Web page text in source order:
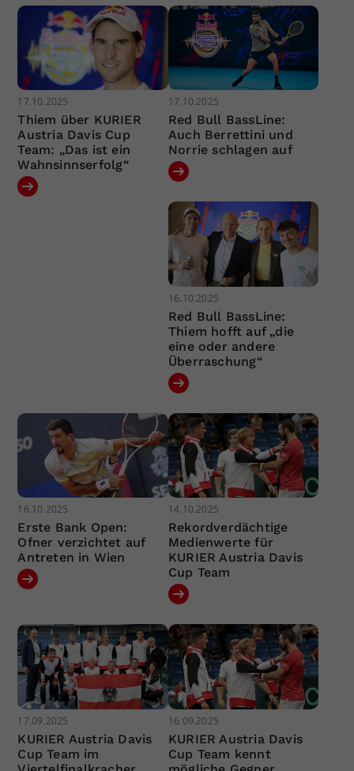
17.10.2025
Thiem über KURIER
Austria Davis Cup
Team: „Das ist ein
Wahnsinnserfolg“
17.10.2025
Red Bull BassLine:
Auch Berrettini und
Norrie schlagen auf
16.10.2025
Red Bull BassLine:
Thiem hofft auf „die
eine oder andere
Überraschung“
16.10.2025
Erste Bank Open:
Ofner verzichtet auf
Antreten in Wien
14.10.2025
Rekordverdächtige
Medienwerte für
KURIER Austria Davis
Cup Team
17.09.2025
KURIER Austria Davis
Cup Team im
16.09.2025
KURIER Austria Davis
Cup Team kennt